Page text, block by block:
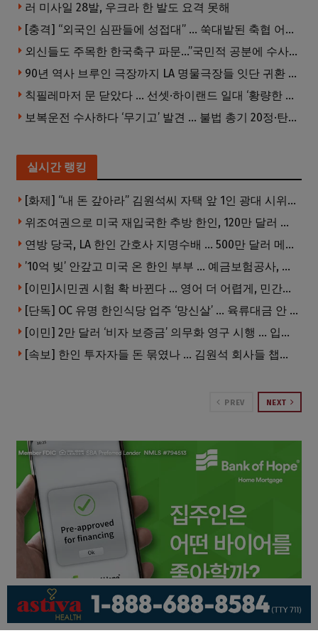
러 미사일 28발, 우크라 한 발도 요격 못해
[충격] “외국인 심판들에 성접대” … 쑥대밭된 축협 어디까지 추락하나
외신들도 주목한 한국축구 파문…”국민적 공분에 수사 재개”
90년 역사 브루인 극장까지 LA 명물극장들 잇단 귀환 … 할리웃 경기 살아났다
칙필레마저 문 닫았다 … 선셋·하이랜드 일대 ‘황량한 거리’로
보복운전 수사하다 ‘무기고’ 발견 … 불법 총기 20정·탄약 2만 발 압수
실시간 랭킹
[화제] “내 돈 갚아라” 김원석씨 자택 앞 1인 광대 시위 … 한인 투자사, “108만 달러 못받아”
위조여권으로 미국 재입국한 추방 한인, 120만 달러 은행 사기 행각
연방 당국, LA 한인 간호사 지명수배 … 500만 달러 메디캐어 사기, 선고 직전 한국 도주
’10억 빚’ 안갚고 미국 온 한인 부부 … 예금보험공사, 미국서 소송
[이민]시민권 시험 확 바뀐다 … 영어 더 어렵게, 민간시험 도입 추진
[단독] OC 유명 한인식당 업주 ‘망신살’ … 육류대금 안 갚자 식당서 공개추심
[이민] 2만 달러 ‘비자 보증금’ 의무화 영구 시행 … 입국 문턱 더 높아진다.
[속보] 한인 투자자들 돈 묶였나 … 김원석 회사들 챕터7 강제파산·자진파산 잇따라 신청
PREV NEXT